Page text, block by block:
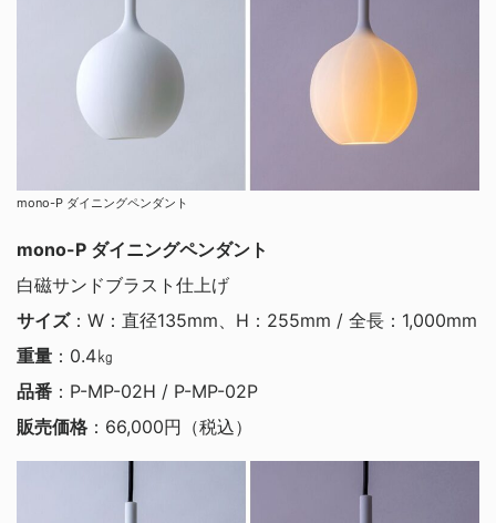
mono-P ダイニングペンダント
mono-P ダイニングペンダント
白磁サンドブラスト仕上げ
サイズ：W：直径135mm、H：255mm / 全長：1,000mm
重量 ：0.4㎏
品番 ：P-MP-02H / P-MP-02P
販売価格 ：66,000円（税込）